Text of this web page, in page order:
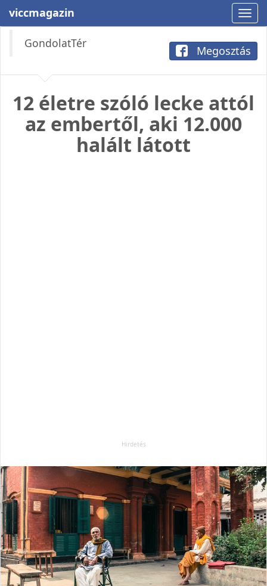
viccmagazin
GondolatTér
Megosztás
12 életre szóló lecke attól
az embertől, aki 12.000
halált látott